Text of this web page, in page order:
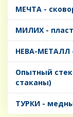
МЕЧТА -
МИЛИХ -
НЕВА-
Опытный
стаканы)
ТУРКИ -